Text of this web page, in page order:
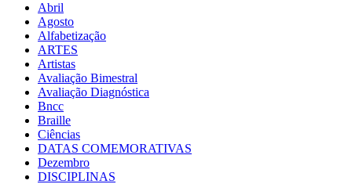
Abril
Agosto
Alfabetização
ARTES
Artistas
Avaliação Bimestral
Avaliação Diagnóstica
Bncc
Braille
Ciências
DATAS COMEMORATIVAS
Dezembro
DISCIPLINAS